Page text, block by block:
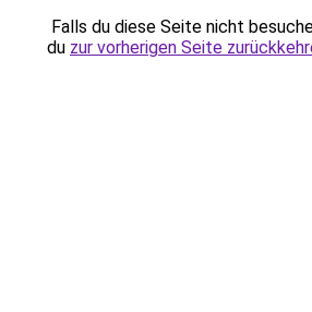
Falls du diese Seite nicht
du zur vorherigen Seite